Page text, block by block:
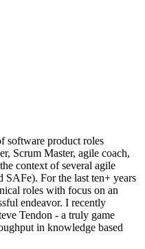
software product roles
Scrum Master, agile coach,
context of several agile
For the last ten+ years
roles with focus on an
endeavor. I recently
Tendon - a truly game
in knowledge based